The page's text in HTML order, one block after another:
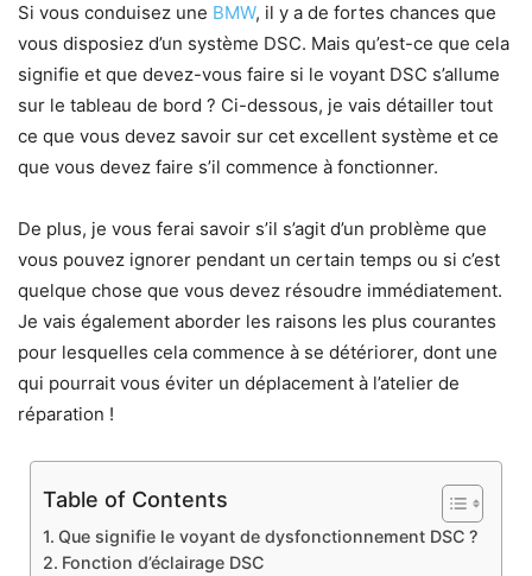
Si vous conduisez une BMW, il y a de fortes chances que
vous disposiez d’un système DSC. Mais qu’est-ce que cela
signifie et que devez-vous faire si le voyant DSC s’allume
sur le tableau de bord ? Ci-dessous, je vais détailler tout
ce que vous devez savoir sur cet excellent système et ce
que vous devez faire s’il commence à fonctionner.
De plus, je vous ferai savoir s’il s’agit d’un problème que
vous pouvez ignorer pendant un certain temps ou si c’est
quelque chose que vous devez résoudre immédiatement.
Je vais également aborder les raisons les plus courantes
pour lesquelles cela commence à se détériorer, dont une
qui pourrait vous éviter un déplacement à l’atelier de
réparation !
Table of Contents
Que signifie le voyant de dysfonctionnement DSC ?
Fonction d’éclairage DSC